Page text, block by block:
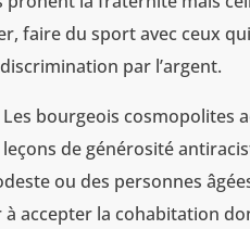
faire du sport avec ceux
par l’argent.
bourgeois cosmopolites
de générosité
ou des personnes
accepter la cohabitation